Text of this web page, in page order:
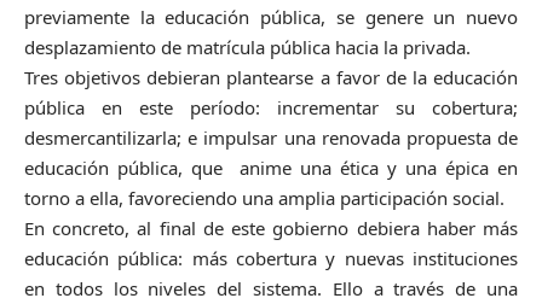
previamente la educación pública, se genere un nuevo
desplazamiento de matrícula pública hacia la privada.
Tres objetivos debieran plantearse a favor de la educación
pública en este período: incrementar su cobertura;
desmercantilizarla; e impulsar una renovada propuesta de
educación pública, que anime una ética y una épica en
torno a ella, favoreciendo una amplia participación social.
En concreto, al final de este gobierno debiera haber más
educación pública: más cobertura y nuevas instituciones
en todos los niveles del sistema. Ello a través de una